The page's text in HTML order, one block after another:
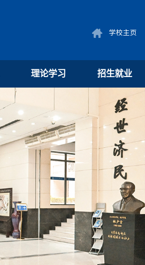
学校主页
理论学习 招生就业